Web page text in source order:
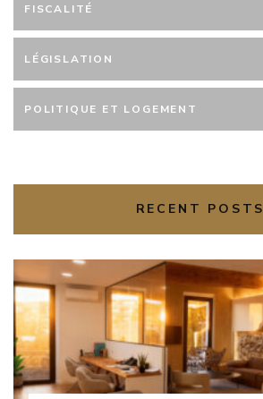
FISCALITÉ
LÉGISLATION
POLITIQUE ET LOGEMENT
RECENT POSTS